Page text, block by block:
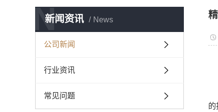
新闻资讯 News
N
公司新闻
行业资讯
常见问题
的